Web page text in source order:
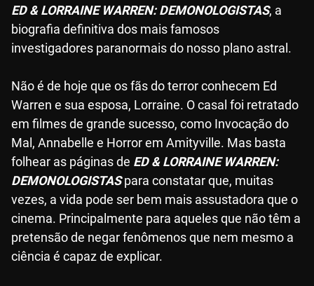
ED & LORRAINE WARREN: DEMONOLOGISTAS, a
biografia definitiva dos mais famosos
investigadores paranormais do nosso plano astral.
Não é de hoje que os fãs do terror conhecem Ed
Warren e sua esposa, Lorraine. O casal foi retratado
em filmes de grande sucesso, como Invocação do
Mal, Annabelle e Horror em Amityville. Mas basta
folhear as páginas de ED & LORRAINE WARREN:
DEMONOLOGISTASpara constatar que, muitas
vezes, a vida pode ser bem mais assustadora que o
cinema. Principalmente para aqueles que não têm a
pretensão de negar fenômenos que nem mesmo a
ciência é capaz de explicar.